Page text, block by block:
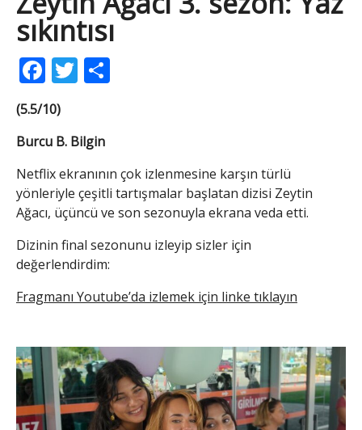
sıkıntısı
Facebook
Twitter
(5.5/10)
Burcu B. Bilgin
Netflix ekranının çok izlenmesine karşın türlü
yönleriyle çeşitli tartışmalar başlatan dizisi Zeytin
Ağacı, üçüncü ve son sezonuyla ekrana veda etti.
Dizinin final sezonunu izleyip sizler için
değerlendirdim:
Fragmanı Youtube’da izlemek için linke tıklayın